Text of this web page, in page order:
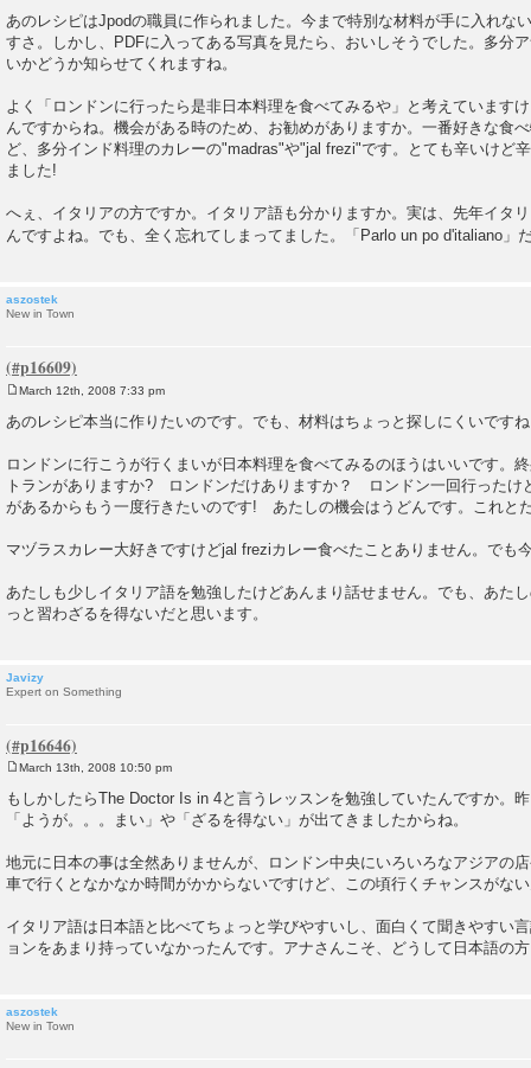
o
s
t
あのレシピはJpodの職員に作られました。今まで特別な材料が手に入れな
すさ。しかし、PDFに入ってある写真を見たら、おいしそうでした。多分
いかどうか知らせてくれますね。
よく「ロンドンに行ったら是非日本料理を食べてみるや」と考えています
んですからね。機会がある時のため、お勧めがありますか。一番好きな食
ど、多分インド料理のカレーの"madras"や"jal frezi"です。とても辛いけど
ました!
へぇ、イタリアの方ですか。イタリア語も分かりますか。実は、先年イタ
んですよね。でも、全く忘れてしまってました。「Parlo un po d'italiano」
aszostek
New in Town
o
s
March 12th, 2008 7:33 pm
あのレシピ本当に作りたいのです。でも、材料はちょっと探しにくいです
ロンドンに行こうが行くまいが日本料理を食べてみるのほうはいいです。
トランがありますか? ロンドンだけありますか？ ロンドン一回行ったけ
があるからもう一度行きたいのです! あたしの機会はうどんです。これと
マヅラスカレー大好きですけどjal freziカレー食べたことありません。でも
あたしも少しイタリア語を勉強したけどあんまり話せません。でも、あた
っと習わざるを得ないだと思います。
Javizy
Expert on Something
o
s
March 13th, 2008 10:50 pm
もしかしたらThe Doctor Is in 4と言うレッスンを勉強していたんですか。
「ようが。。。まい」や「ざるを得ない」が出てきましたからね。
地元に日本の事は全然ありませんが、ロンドン中央にいろいろなアジアの
車で行くとなかなか時間がかからないですけど、この頃行くチャンスがな
イタリア語は日本語と比べてちょっと学びやすいし、面白くて聞きやすい
ョンをあまり持っていなかったんです。アナさんこそ、どうして日本語の
aszostek
New in Town